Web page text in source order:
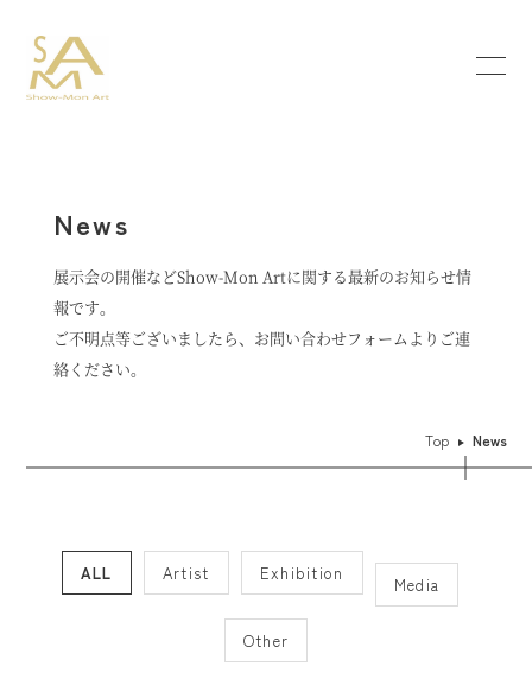
News
展示会の開催などShow-Mon Artに関する最新のお知らせ情
報です。
ご不明点等ございましたら、お問い合わせフォームよりご連
絡ください。
Top News
ALL Artist Exhibition
Media
Other